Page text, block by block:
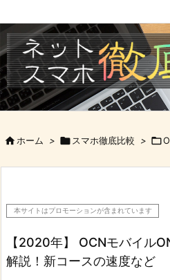
ホーム >  スマホ徹底比較 > 
本サイトはプロモーションが含まれています
【2020年】 OCNモバイル
解説！新コースの速度など